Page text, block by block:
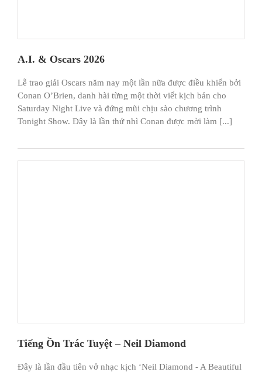
A.I. & Oscars 2026
Lễ trao giải Oscars năm nay một lần nữa được điều khiển bởi
Conan O’Brien, danh hài từng một thời viết kịch bản cho
Saturday Night Live và đứng mũi chịu sào chương trình
Tonight Show. Đây là lần thứ nhì Conan được mời làm [...]
Tiếng Ồn Trác Tuyệt – Neil Diamond
Đây là lần đầu tiên vở nhạc kịch ‘Neil Diamond - A Beautiful